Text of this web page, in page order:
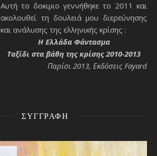
Αυτή το δοκιμιο γεννήθηκε το 2011 και
ακολουθεί τη δουλειά μου διερεύνησης
και ανάλυσης της ελληνικής κρίσης :
H Ελλάδα Φάντασμα
Ταξίδι στα βάθη της κρίσης 2010-2013
Παρίσι 2013, Εκδόσεις Fayard
ΣΥΓΓΡΑΦΉ